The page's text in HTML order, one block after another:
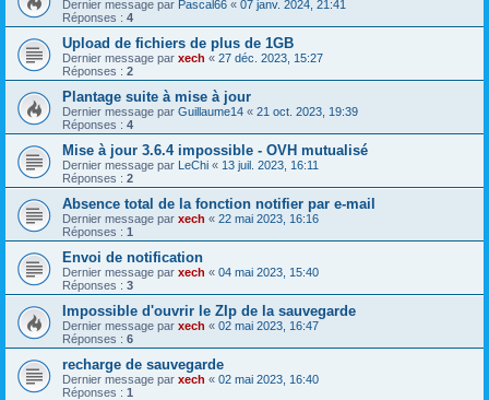
Dernier message par Pascal66 « 07 janv. 2024, 21:41
Réponses : 4
Upload de fichiers de plus de 1GB
Dernier message par xech « 27 déc. 2023, 15:27
Réponses : 2
Plantage suite à mise à jour
Dernier message par Guillaume14 « 21 oct. 2023, 19:39
Réponses : 4
Mise à jour 3.6.4 impossible - OVH mutualisé
Dernier message par LeChi « 13 juil. 2023, 16:11
Réponses : 2
Absence total de la fonction notifier par e-mail
Dernier message par xech « 22 mai 2023, 16:16
Réponses : 1
Envoi de notification
Dernier message par xech « 04 mai 2023, 15:40
Réponses : 3
Impossible d'ouvrir le ZIp de la sauvegarde
Dernier message par xech « 02 mai 2023, 16:47
Réponses : 6
recharge de sauvegarde
Dernier message par xech « 02 mai 2023, 16:40
Réponses : 1